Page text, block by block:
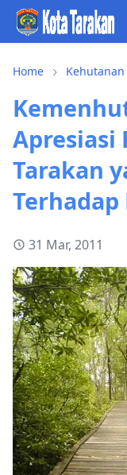
Home Kehutanan
Apresiasi
Tarakan
31 Mar, 2011